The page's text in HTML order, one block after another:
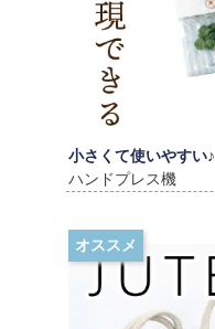
小さくて使いやすい♪
ハンドプレス機
オススメ